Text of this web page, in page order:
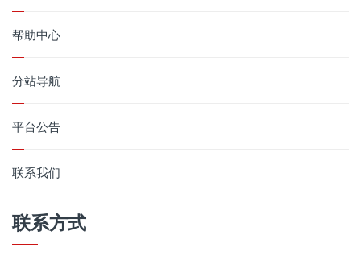
帮助中心
分站导航
平台公告
联系我们
联系方式